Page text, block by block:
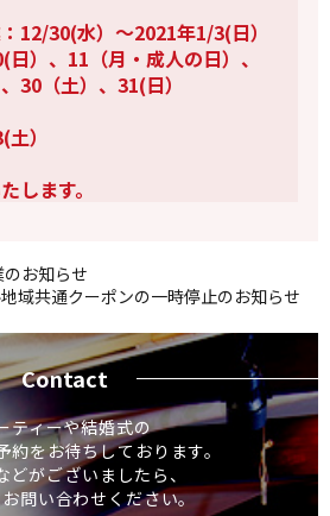
12/30(水）～2021年1/3(日）
）、11（月・成人の日）、
30（土）、31(日）
）
します。
お知らせ
域共通クーポンの一時停止のお知らせ
Contact
ティーや結婚式の
約をお待ちしております。
どがございましたら、
問い合わせください。